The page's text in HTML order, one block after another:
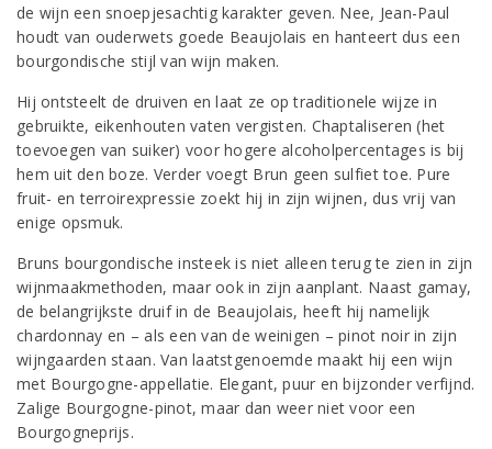
de wijn een snoepjesachtig karakter geven. Nee, Jean-Paul
houdt van ouderwets goede Beaujolais en hanteert dus een
bourgondische stijl van wijn maken.
Hij ontsteelt de druiven en laat ze op traditionele wijze in
gebruikte, eikenhouten vaten vergisten. Chaptaliseren (het
toevoegen van suiker) voor hogere alcoholpercentages is bij
hem uit den boze. Verder voegt Brun geen sulfiet toe. Pure
fruit- en terroirexpressie zoekt hij in zijn wijnen, dus vrij van
enige opsmuk.
Bruns bourgondische insteek is niet alleen terug te zien in zijn
wijnmaakmethoden, maar ook in zijn aanplant. Naast gamay,
de belangrijkste druif in de Beaujolais, heeft hij namelijk
chardonnay en – als een van de weinigen – pinot noir in zijn
wijngaarden staan. Van laatstgenoemde maakt hij een wijn
met Bourgogne-appellatie. Elegant, puur en bijzonder verfijnd.
Zalige Bourgogne-pinot, maar dan weer niet voor een
Bourgogneprijs.